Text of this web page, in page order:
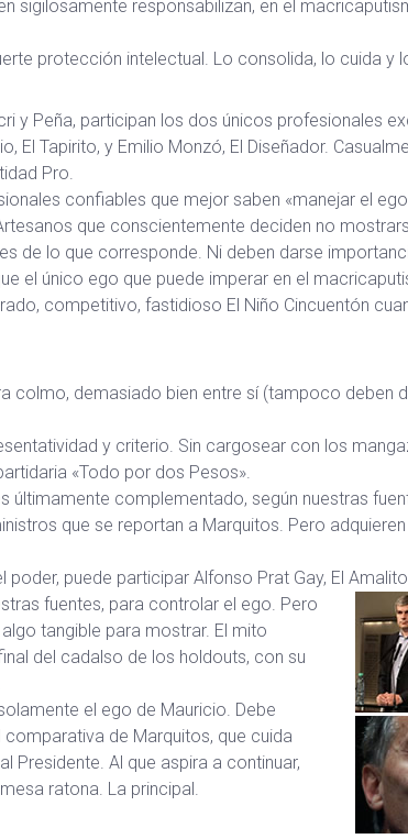
sigilosamente responsabilizan, en el
protección intelectual. Lo consolida, lo cuida y
y Peña, participan los dos únicos profesionales
El Tapirito, y Emilio Monzó, El Diseñador.
Pro.
confiables que mejor saben «manejar el
que conscientemente deciden no
de lo que corresponde. Ni deben darse
el único ego que puede imperar en el
competitivo, fastidioso El Niño Cincuentón
colmo, demasiado bien entre sí (tampoco deben
y criterio. Sin cargosear con los
«Todo por dos Pesos».
últimamente complementado, según nuestras
que se reportan a Marquitos. Pero adquieren
puede participar Alfonso Prat Gay, El Amalito.
fuentes, para controlar el ego. Pero
tangible para mostrar. El mito
del cadalso de los holdouts, con su
el ego de Mauricio. Debe
de Marquitos, que cuida
Al que aspira a continuar,
ratona. La principal.